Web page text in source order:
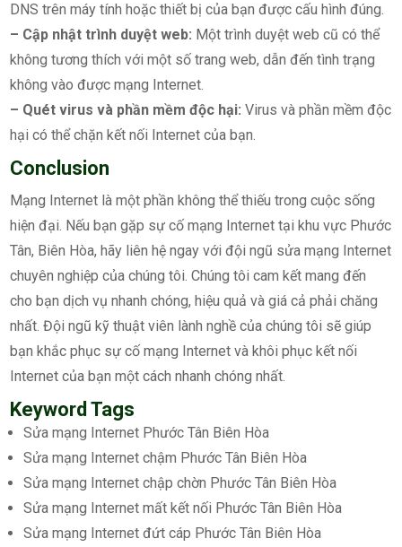
DNS trên máy tính hoặc thiết bị của bạn được cấu hình đúng.
– Cập nhật trình duyệt web: Một trình duyệt web cũ có thể
không tương thích với một số trang web, dẫn đến tình trạng
không vào được mạng Internet.
– Quét virus và phần mềm độc hại: Virus và phần mềm độc
hại có thể chặn kết nối Internet của bạn.
Conclusion
Mạng Internet là một phần không thể thiếu trong cuộc sống
hiện đại. Nếu bạn gặp sự cố mạng Internet tại khu vực Phước
Tân, Biên Hòa, hãy liên hệ ngay với đội ngũ sửa mạng Internet
chuyên nghiệp của chúng tôi. Chúng tôi cam kết mang đến
cho bạn dịch vụ nhanh chóng, hiệu quả và giá cả phải chăng
nhất. Đội ngũ kỹ thuật viên lành nghề của chúng tôi sẽ giúp
bạn khắc phục sự cố mạng Internet và khôi phục kết nối
Internet của bạn một cách nhanh chóng nhất.
Keyword Tags
Sửa mạng Internet Phước Tân Biên Hòa
Sửa mạng Internet chậm Phước Tân Biên Hòa
Sửa mạng Internet chập chờn Phước Tân Biên Hòa
Sửa mạng Internet mất kết nối Phước Tân Biên Hòa
Sửa mạng Internet đứt cáp Phước Tân Biên Hòa